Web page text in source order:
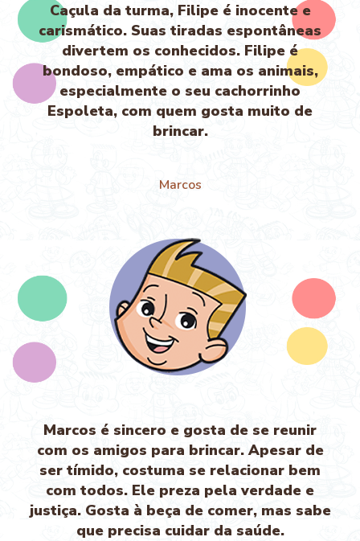
Caçula da turma, Filipe é inocente e
carismático. Suas tiradas espontâneas
divertem os conhecidos. Filipe é
bondoso, empático e ama os animais,
especialmente o seu cachorrinho
Espoleta, com quem gosta muito de
brincar.
Marcos
Marcos é sincero e gosta de se reunir
com os amigos para brincar. Apesar de
ser tímido, costuma se relacionar bem
com todos. Ele preza pela verdade e
justiça. Gosta à beça de comer, mas sabe
que precisa cuidar da saúde.